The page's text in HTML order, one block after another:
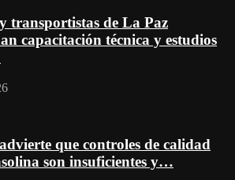
transportistas de La Paz
capacitación técnica y estudios
que controles de calidad
son insuficientes y…